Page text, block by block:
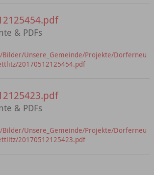
& PDFs
Unsere_Gemeinde/Projekte/Dorferneu
20170512125454.pdf
& PDFs
Unsere_Gemeinde/Projekte/Dorferneu
20170512125423.pdf